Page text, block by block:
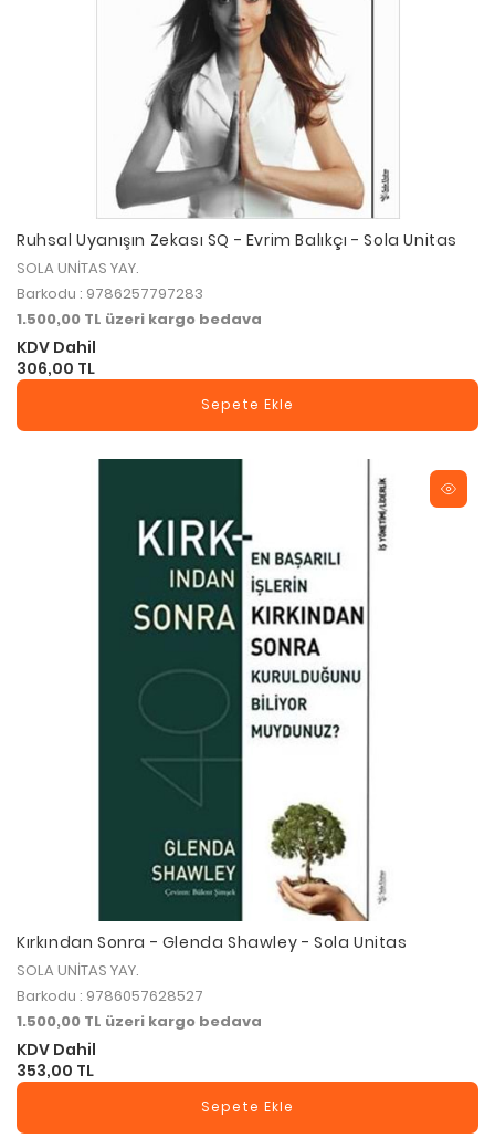
Ruhsal Uyanışın Zekası SQ - Evrim Balıkçı - Sola Unitas
SOLA UNİTAS YAY.
Barkodu : 9786257797283
1.500,00 TL üzeri kargo bedava
KDV Dahil
306,00 TL
Sepete Ekle
Kırkından Sonra - Glenda Shawley - Sola Unitas
SOLA UNİTAS YAY.
Barkodu : 9786057628527
1.500,00 TL üzeri kargo bedava
KDV Dahil
353,00 TL
Sepete Ekle